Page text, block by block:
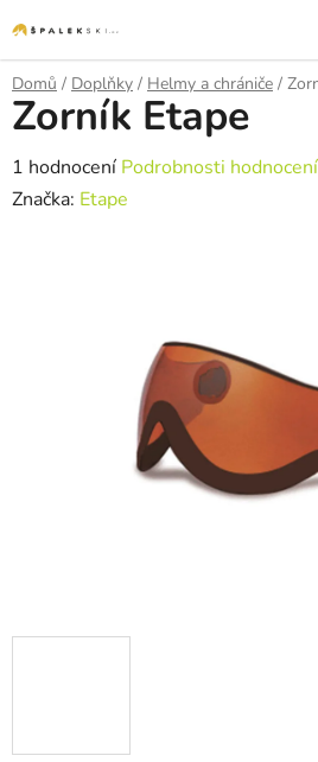
Domů / Doplňky / Helmy a chrániče /
Zorník Etape
Průměrné hodnocení produktu je
1 hodnocení Podrobnosti hodnocení
Značka: Etape